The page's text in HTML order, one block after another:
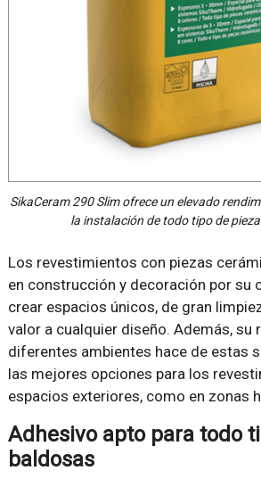
SikaCeram 290 Slim ofrece un elevado
la instalación de todo tipo de
Los revestimientos con piezas
en construcción y decoración por su
crear espacios únicos, de gran
valor a cualquier diseño. Además, su
diferentes ambientes hace de estas
las mejores opciones para los
espacios exteriores, como en zonas
Adhesivo apto para todo
baldosas